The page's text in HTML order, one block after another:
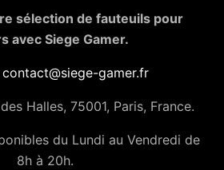
sélection de fauteuils pour
avec Siege Gamer.
contact@siege-gamer.fr
Halles, 75001, Paris, France.
du Lundi au Vendredi de
8h à 20h.